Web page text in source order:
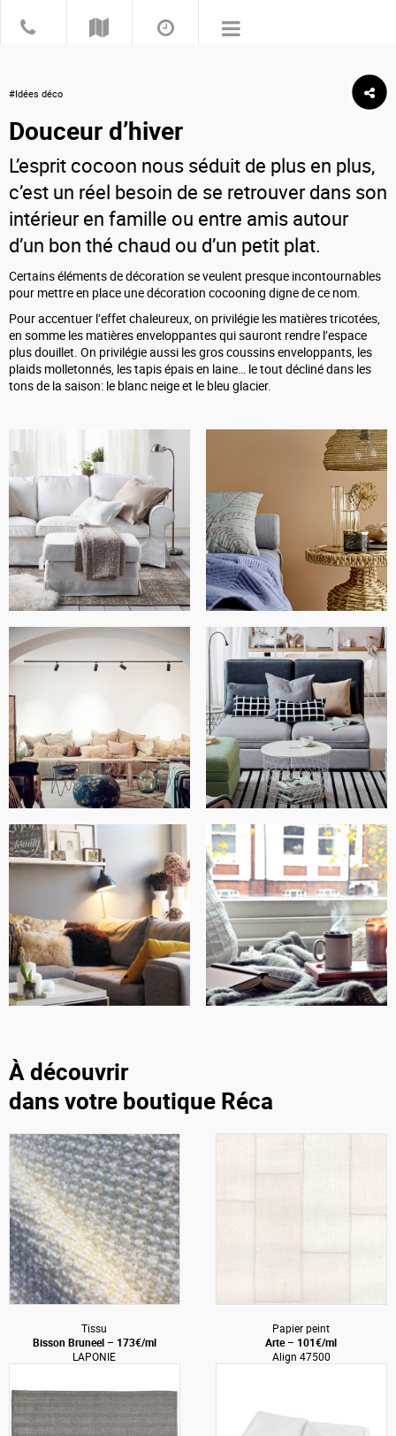
#Idées déco
Douceur d’hiver
L’esprit cocoon nous séduit de plus en plus,
c’est un réel besoin de se retrouver dans son
intérieur en famille ou entre amis autour
d’un bon thé chaud ou d’un petit plat.
Certains éléments de décoration se veulent presque incontournables
pour mettre en place une décoration cocooning digne de ce nom.
Pour accentuer l’effet chaleureux, on privilégie les matières tricotées,
en somme les matières enveloppantes qui sauront rendre l’espace
plus douillet. On privilégie aussi les gros coussins enveloppants, les
plaids molletonnés, les tapis épais en laine… le tout décliné dans les
tons de la saison: le blanc neige et le bleu glacier.
À découvrir
dans votre boutique Réca
Tissu
Bisson Bruneel – 173€/ml
LAPONIE
Papier peint
Arte – 101€/ml
Align 47500